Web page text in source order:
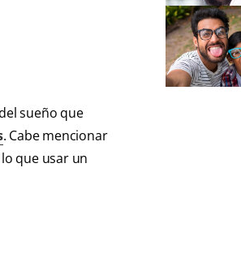
sueño que
. Cabe mencionar
que usar un